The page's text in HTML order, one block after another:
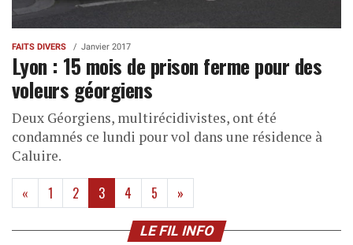
FAITS DIVERS Janvier 2017
Lyon : 15 mois de prison ferme pour des
voleurs géorgiens
Deux Géorgiens, multirécidivistes, ont été
condamnés ce lundi pour vol dans une résidence à
Caluire.
« 1 2 3(current)
4 5 »
LE FIL INFO